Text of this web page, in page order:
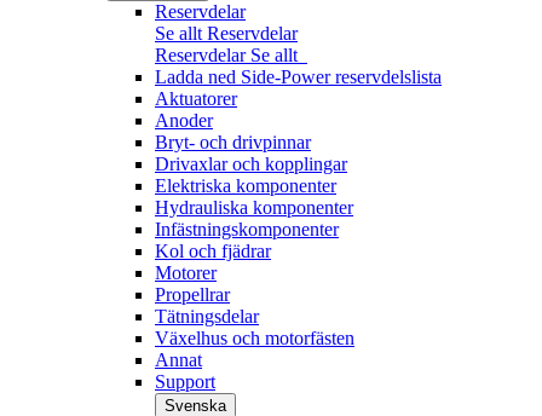
Reservdelar
Se allt Reservdelar
Reservdelar Se allt
Ladda ned Side-Power reservdelslista
Aktuatorer
Anoder
Bryt- och drivpinnar
Drivaxlar och kopplingar
Elektriska komponenter
Hydrauliska komponenter
Infästningskomponenter
Kol och fjädrar
Motorer
Propellrar
Tätningsdelar
Växelhus och motorfästen
Annat
Support
Svenska